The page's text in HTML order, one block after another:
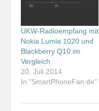
UKW-Radioempfang mit
Nokia Lumia 1020 und
Blackberry Q10 im
Vergleich
20. Juli 2014
In "SmartPhoneFan.de"